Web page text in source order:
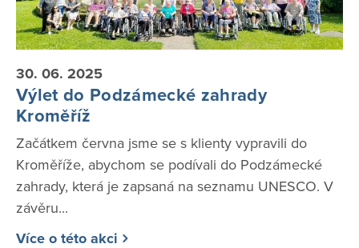
30. 06. 2025
Výlet do Podzámecké zahrady
Kroměříž
Začátkem června jsme se s klienty vypravili do
Kroměříže, abychom se podívali do Podzámecké
zahrady, která je zapsaná na seznamu UNESCO. V
závěru...
Více o této akci